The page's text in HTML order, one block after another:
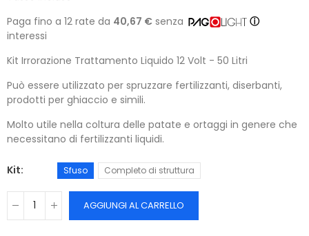
Paga fino a 12 rate da 40,67 € senza
interessi
ⓘ
Kit Irrorazione Trattamento Liquido 12 Volt - 50 Litri
Può essere utilizzato per spruzzare fertilizzanti, diserbanti,
prodotti per ghiaccio e simili.
Molto utile nella coltura delle patate e ortaggi in genere che
necessitano di fertilizzanti liquidi.
Kit Sfuso Completo di struttura
AGGIUNGI AL CARRELLO